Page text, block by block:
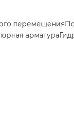
перемещения
арматура